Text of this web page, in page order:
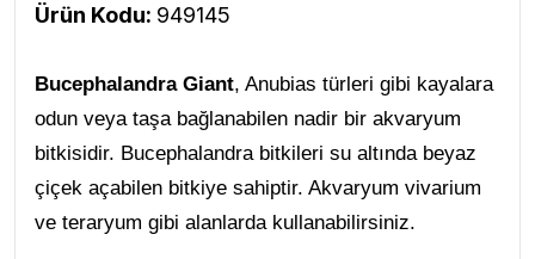
Ürün Kodu: 949145
Bucephalandra Giant, Anubias türleri gibi kayalara
odun veya taşa bağlanabilen nadir bir akvaryum
bitkisidir. Bucephalandra bitkileri su altında beyaz
çiçek açabilen bitkiye sahiptir. Akvaryum vivarium
ve teraryum gibi alanlarda kullanabilirsiniz.